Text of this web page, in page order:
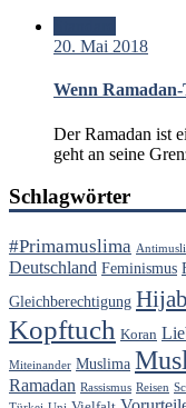
20. Mai 2018
Wenn
Der Ramadan ist
geht an seine
Schlagwörter
#Primamuslima
Deutschland Feminismus
Gleichberechtigung Hijab
Kopftuch Koran
Miteinander Muslima
Ramadan Rassismus Reisen